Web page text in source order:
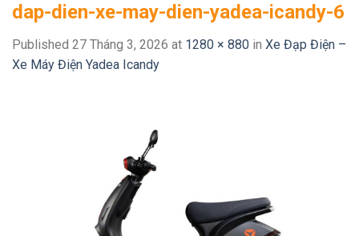
dap-dien-xe-may-dien-yadea-icandy-6
Published 27 Tháng 3, 2026 at 1280 × 880 in Xe Đạp Điện –
Xe Máy Điện Yadea Icandy